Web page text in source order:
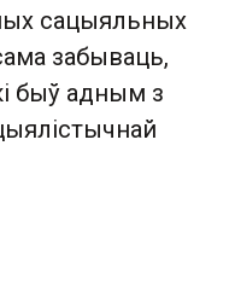
сацыяльных
забываць,
быў адным з